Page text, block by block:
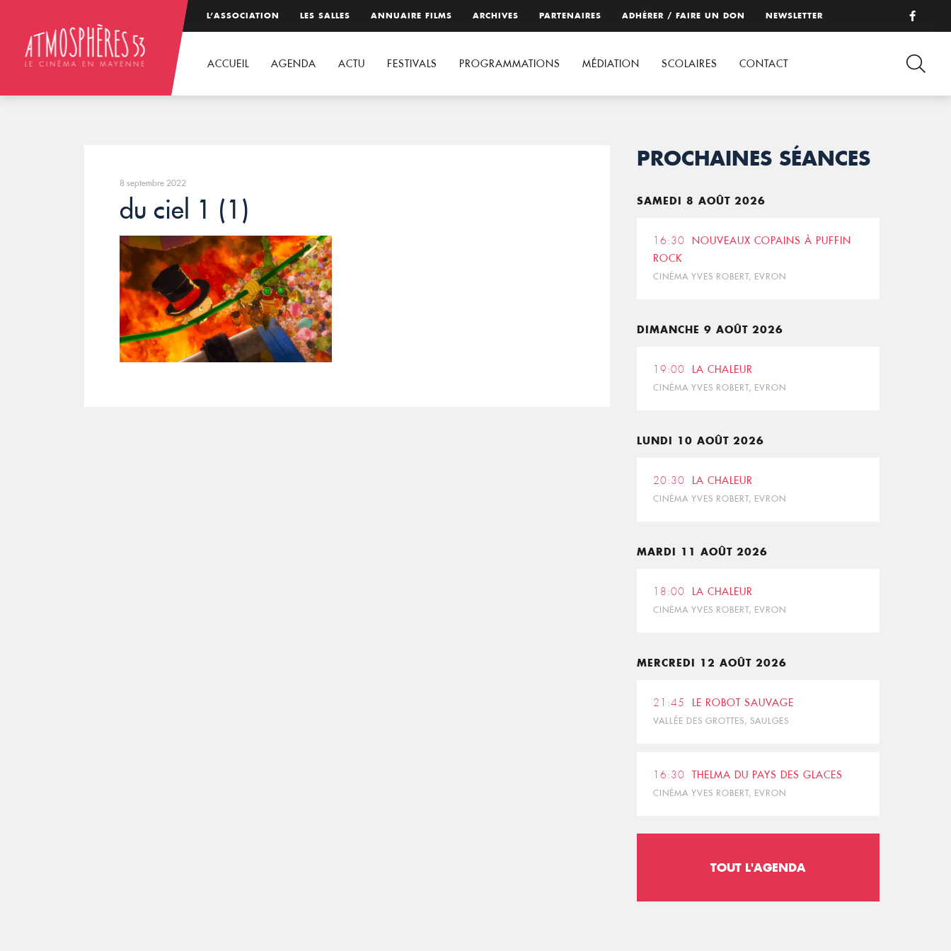
L’ASSOCIATION LES SALLES ANNUAIRE FILMS ARCHIVES PARTENAIRES ADHÉRER / FAIRE UN DON NEWSLETTER
ACCUEIL AGENDA ACTU FESTIVALS PROGRAMMATIONS MÉDIATION SCOLAIRES CONTACT
8 septembre 2022
du ciel 1 (1)
PROCHAINES SÉANCES
SAMEDI 8 AOÛT 2026
16:30
NOUVEAUX COPAINS À PUFFIN
ROCK
CINÉMA YVES ROBERT, EVRON
DIMANCHE 9 AOÛT 2026
19:00 LA CHALEUR
CINÉMA YVES ROBERT, EVRON
LUNDI 10 AOÛT 2026
20:30 LA CHALEUR
CINÉMA YVES ROBERT, EVRON
MARDI 11 AOÛT 2026
18:00 LA CHALEUR
CINÉMA YVES ROBERT, EVRON
MERCREDI 12 AOÛT 2026
21:45 LE ROBOT SAUVAGE
VALLÉE DES GROTTES, SAULGES
16:30 THELMA DU PAYS DES GLACES
CINÉMA YVES ROBERT, EVRON
TOUT L'AGENDA